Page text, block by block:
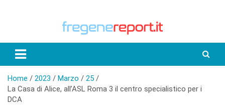
Home 2023 Marzo
25
La Casa di Alice, all’ASL Roma 3 il centro specialistico per i
DCA